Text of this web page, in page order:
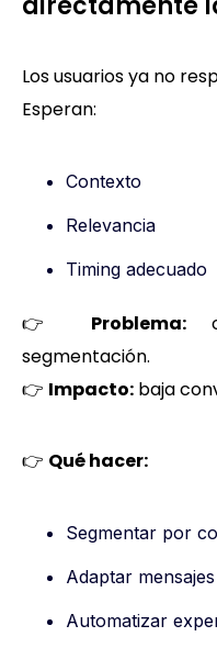
Los usuarios ya no
Esperan:
Contexto
Relevancia
Timing adecuado
👉 Problema:
segmentación.
👉 Impacto: baja
👉 Qué hacer:
Segmentar por
Adaptar
Automatizar